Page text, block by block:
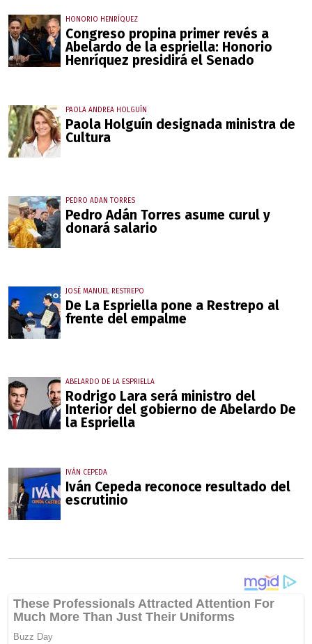
HONORIO HENRÍQUEZ
Congreso propina primer revés a
Abelardo de la espriella: Honorio
Henríquez presidirá el Senado
PAOLA ANDREA HOLGUÍN
Paola Holguín designada ministra de
Cultura
PEDRO ADAN TORRES
Pedro Adán Torres asume curul y
donará salario
JOSÉ MANUEL RESTREPO
De La Espriella pone a Restrepo al
frente del empalme
ABELARDO DE LA ESPRIELLA
Rodrigo Lara será ministro del
Interior del gobierno de Abelardo De
la Espriella
IVÁN CEPEDA
Iván Cepeda reconoce resultado del
escrutinio